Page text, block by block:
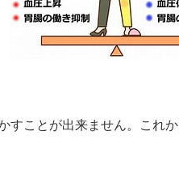
すことが出来ません。これ